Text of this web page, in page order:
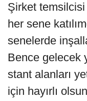
Şirket
her sene
senelerde
Bence gelecek
stant alanları
için hayırlı